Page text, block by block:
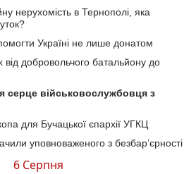
нерухомість в Тернополі, яка
Україні не лише донатом
від добровольчого батальйону до
серце військовослужбовця з
для Бучацької єпархії УГКЦ
уповноваженого з безбар’єрності
6 Серпня